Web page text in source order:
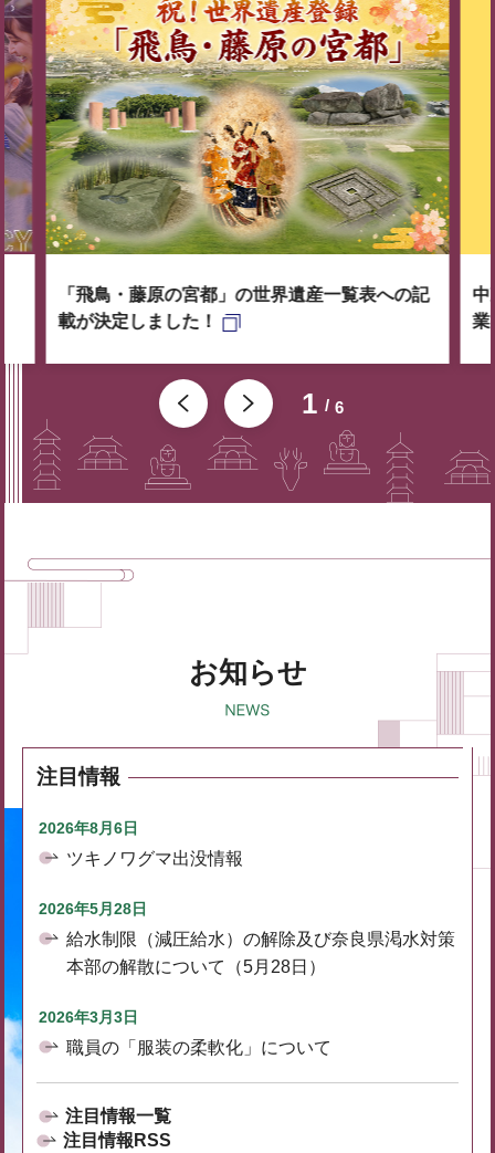
1 6
「飛鳥・藤原の宮都」の世界遺産一覧表への記
載が決定しました！
中
業
お知らせ
注目情報
2026年8月6日
ツキノワグマ出没情報
2026年5月28日
給水制限（減圧給水）の解除及び奈良県渇水対策
本部の解散について（5月28日）
2026年3月3日
職員の「服装の柔軟化」について
注目情報一覧
注目情報RSS